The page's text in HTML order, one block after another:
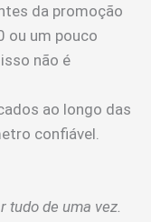
da promoção
ou um pouco
não é
ao longo das
confiável.
tudo de uma vez.